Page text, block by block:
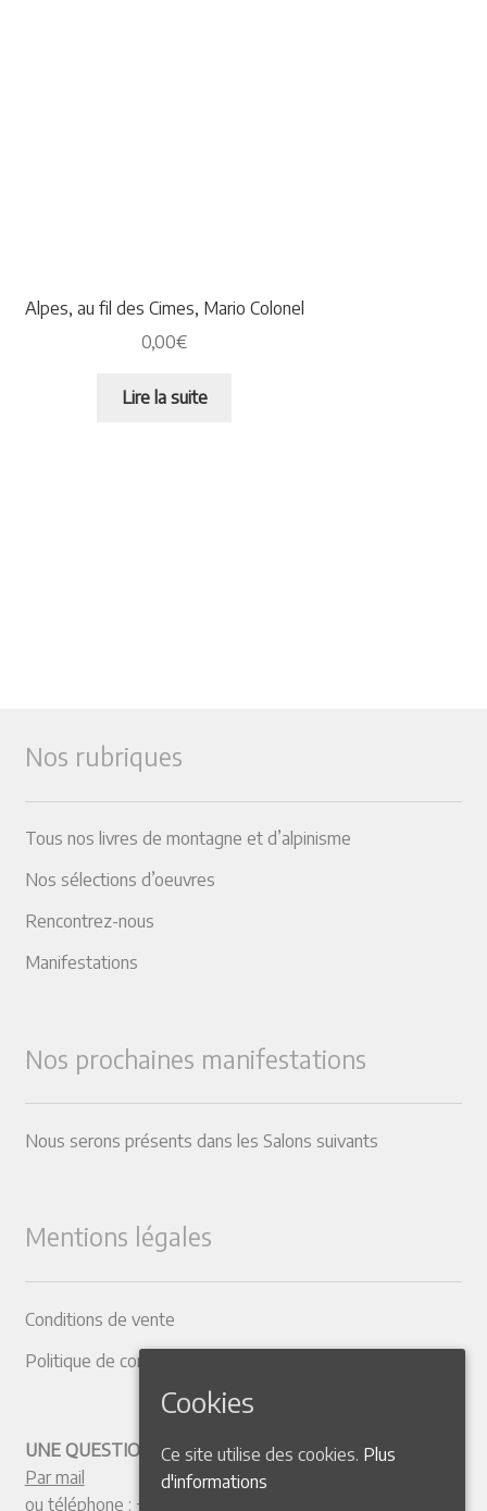
Alpes, au fil des Cimes, Mario Colonel
0,00€
Lire la suite
Nos rubriques
Tous nos livres de montagne et d’alpinisme
Nos sélections d’oeuvres
Rencontrez-nous
Manifestations
Nos prochaines manifestations
Nous serons présents dans les Salons suivants
Mentions légales
Conditions de vente
Politique de confidentialité
UNE QUESTION ? CONTACTEZ-NOUS
Par mail
ou téléphone : +33 4 50 38 77 20
Cookies
Ce site utilise des cookies. Plus
d'informations